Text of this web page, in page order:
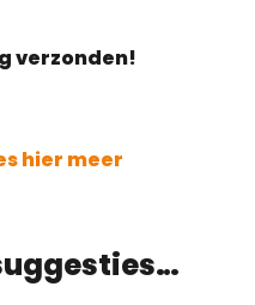
verzonden!
hier meer